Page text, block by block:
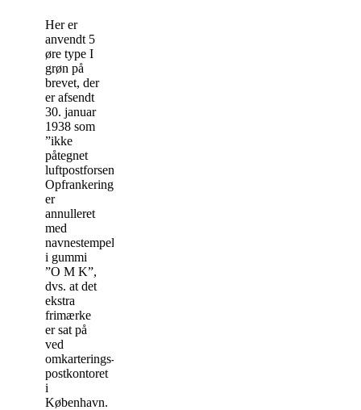
Her er
anvendt 5
øre type I
grøn på
brevet, der
er afsendt
30. januar
1938 som
”ikke
påtegnet
luftpostforsendelse”.
Opfrankeringen
er
annulleret
med
navnestempel
i gummi
”O M K”,
dvs. at det
ekstra
frimærke
er sat på
ved
omkarterings-
postkontoret
i
København.